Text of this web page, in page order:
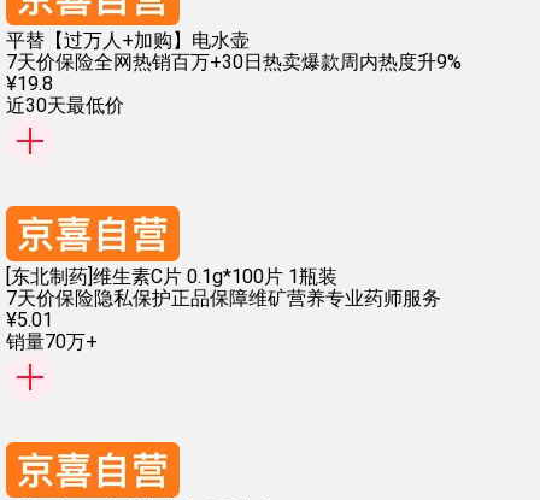
平替【过万人+加购】电水壶
7天价保险全网热销百万+30日热卖爆款周内热度升9%
¥19.8
近30天最低价
[东北制药]维生素C片 0.1g*100片 1瓶装
7天价保险隐私保护正品保障维矿营养专业药师服务
¥5.01
销量70万+